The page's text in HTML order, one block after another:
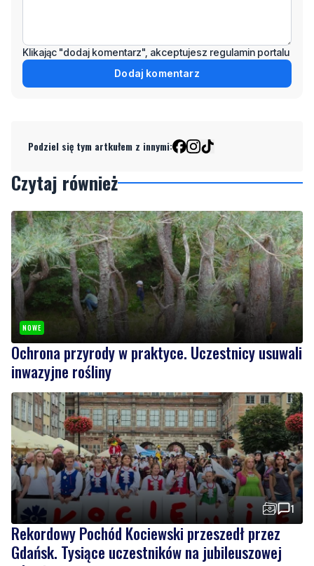
Klikając "dodaj komentarz", akceptujesz regulamin portalu
Dodaj komentarz
Podziel się tym artkułem z innymi:
Czytaj również
NOWE
Ochrona przyrody w praktyce. Uczestnicy usuwali
inwazyjne rośliny
1
Rekordowy Pochód Kociewski przeszedł przez
Gdańsk. Tysiące uczestników na jubileuszowej